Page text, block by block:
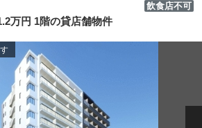
飲食店不可
万円 1階の貸店舗物件